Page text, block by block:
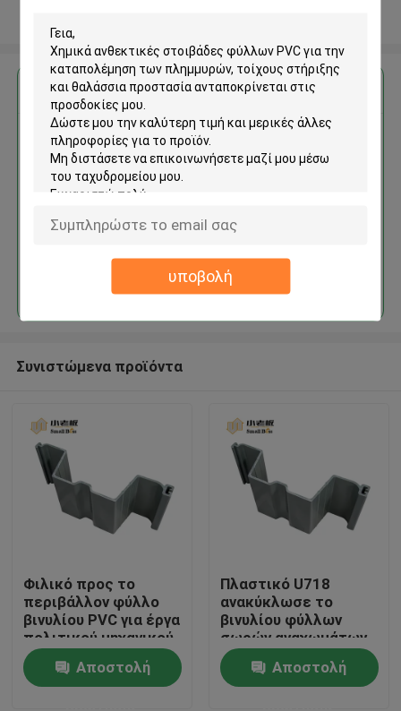
υποβολή
Σπίτι
Προϊόντα
Αποκτήστε την καλύτερη τιμή για
Χημικά ανθεκτικές στοιβάδες
φύλλων PVC για την
καταπολέμηση των
και θαλάσσια προστασία
Να συνεχίσει
Συνιστώμενα προϊόντα
Φιλικό προς το
περιβάλλον φύλλο
βινυλίου PVC για έργα
πολιτικού μηχανικού
Προφίλ PVC
Αποστολή
Πλαστικό U718
ανακύκλωσε το
βινυλίου φύλλων
σωρών αναχωμάτων
σταθεροποίησης
κοιτών του ποταμού
σωρό φύλλων
Αποστολή